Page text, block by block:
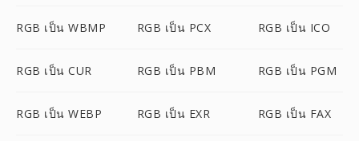
RGB เป็น WBMP RGB เป็น PCX RGB เป็น ICO
RGB เป็น CUR RGB เป็น PBM RGB เป็น PGM
RGB เป็น WEBP RGB เป็น EXR RGB เป็น FAX